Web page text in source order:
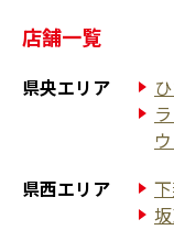
店舗一覧
県央エリア
県西エリア